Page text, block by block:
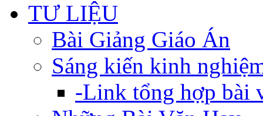
TƯ LIỆU
Bài Giảng Giáo Án
Sáng kiến kinh
-Link tổng hợp bài